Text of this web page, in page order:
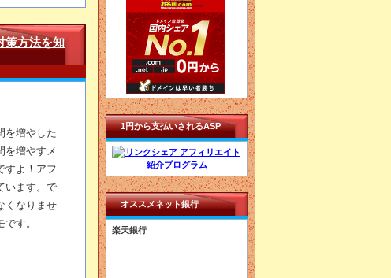
策方法を知
を増やした
を増やすメ
すよ！アフ
います。で
くなりませ
す。
1円から支払いされるASP
オススメネット銀行
楽天銀行